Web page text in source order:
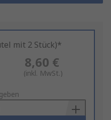
mit 2 Stück)*
8,60 €
(inkl. MwSt.)